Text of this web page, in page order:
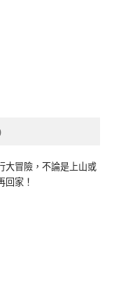
大冒險，不論是上山或
回家！